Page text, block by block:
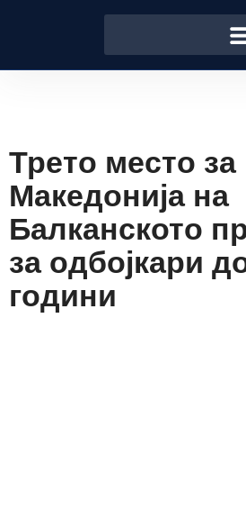
Трето место за
Македонија на
Балканското
за одбојкари
години